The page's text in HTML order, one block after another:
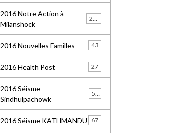
2016 Notre Action à
Milanshock
2016 Nouvelles Familles 43
2016 Health Post 27
2016 Séisme
Sindhulpachowk
2016 Séisme KATHMANDU 67